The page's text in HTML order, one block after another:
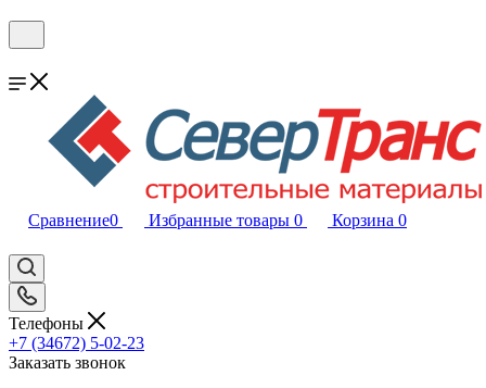
Сравнение0 Избранные товары 0 Корзина 0
Телефоны
+7 (34672) 5-02-23
Заказать звонок